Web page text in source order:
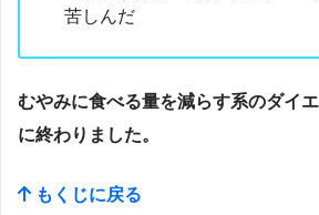
苦しんだ
むやみに食べる量を減らす系のダイ
に終わりました。
もくじに戻る